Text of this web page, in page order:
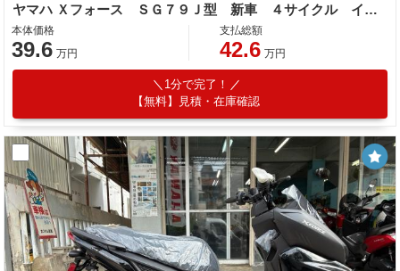
ヤマハ Ｘフォース ＳＧ７９Ｊ型 新車 ４サイクル インジェクション ＡＴ ＡＢＳ
本体価格
39.6 万円
支払総額
42.6 万円
1分で完了！
【無料】見積・在庫確認